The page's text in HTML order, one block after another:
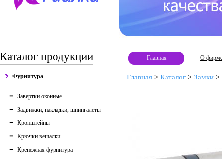
Каталог продукции
Фурнитура
Завертки оконные
Задвижки, накладки, шпингалеты
Кронштейны
Крючки вешалки
Крепежная фурнитура
Главная О фирме
Главная > Каталог > Замки >